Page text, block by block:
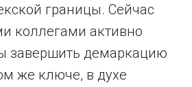
границы. Сейчас
коллегами активно
завершить демаркацию
же ключе, в духе